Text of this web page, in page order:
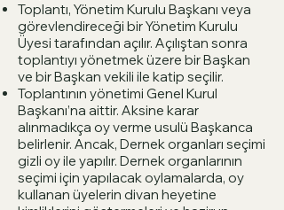
Toplantı, Yönetim Kurulu Başkanı veya
görevlendireceği bir Yönetim Kurulu
Üyesi tarafından açılır. Açılıştan sonra
toplantıyı yönetmek üzere bir Başkan
ve bir Başkan vekili ile katip seçilir.
Toplantının yönetimi Genel Kurul
Başkanı’na aittir. Aksine karar
alınmadıkça oy verme usulü Başkanca
belirlenir. Ancak, Dernek organları seçimi
gizli oy ile yapılır. Dernek organlarının
seçimi için yapılacak oylamalarda, oy
kullanan üyelerin divan heyetine